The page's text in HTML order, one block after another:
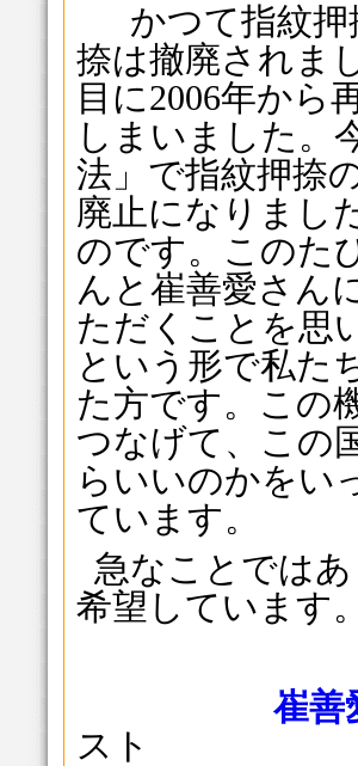
かつて指紋押
捺は撤廃されま
目に2006年から
しまいました。
法」で指紋押捺
廃止になりまし
のです。このた
んと崔善愛さん
ただくことを思
という形で私た
た方です。この
つなげて、この
らいいのかをい
ています。
急なことでは
希望しています。
崔善
スト